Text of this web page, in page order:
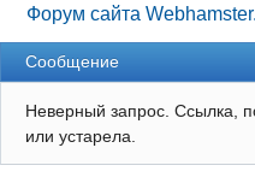
Регистрация
Вход
Webhamster.ru
Форум сайта
Сообщение
Неверный запрос. Ссылка,
или устарела.